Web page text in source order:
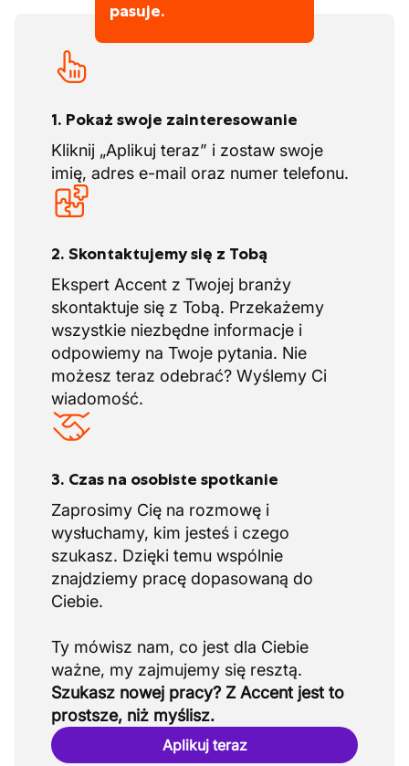
D24 (restauracja zabytków) oraz w różnych
podkategoriach.
pasuje.
1. Pokaż swoje zainteresowanie
Kliknij „Aplikuj teraz” i zostaw swoje
imię, adres e-mail oraz numer telefonu.
2. Skontaktujemy się z Tobą
Ekspert Accent z Twojej branży
skontaktuje się z Tobą. Przekażemy
wszystkie niezbędne informacje i
odpowiemy na Twoje pytania. Nie
możesz teraz odebrać? Wyślemy Ci
wiadomość.
3. Czas na osobiste spotkanie
Zaprosimy Cię na rozmowę i
wysłuchamy, kim jesteś i czego
szukasz. Dzięki temu wspólnie
znajdziemy pracę dopasowaną do
Ciebie.
Ty mówisz nam, co jest dla Ciebie
Szukasz nowej pracy? Z Accent jest to
prostsze, niż myślisz.
Aplikuj teraz